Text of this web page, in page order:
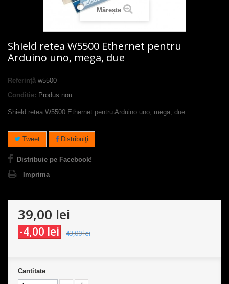
Mărește
Shield retea W5500 Ethernet pentru
Arduino uno, mega, due
Referință w5500
Condiție: Produs nou
Shield retea W5500 Ethernet pentru Arduino uno, mega, due
Tweet Distribuiţi
Distribuie pe Facebook!
Imprima
39,00 lei
-4,00 lei 43,00 lei
Cantitate